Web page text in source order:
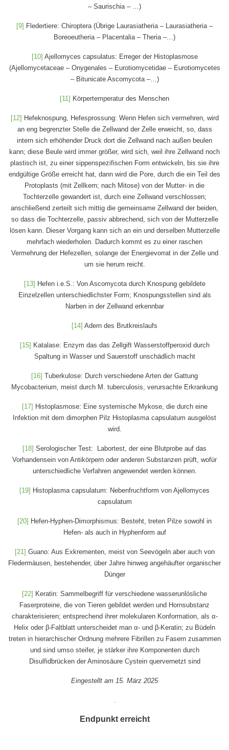
– Saurischia – …)
[9] Fledertiere: Chiroptera (Übrige Laurasiatheria – Laurasiatheria –
Boreoeutheria – Placentalia – Theria –…)
[10] Ajellomyces capsulatus: Erreger der Histoplasmose
(Ajellomycetaceae – Onygenales – Eurotiomycetidae – Eurotiomycetes
– Bitunicate Ascomycota –…)
[11] Körpertemperatur des Menschen
[12] Hefeknospung, Hefesprossung: Wenn Hefen sich vermehren, wird
an eng begrenzter Stelle die Zellwand der Zelle erweicht, so, dass
intern sich erhöhender Druck dort die Zellwand nach außen beulen
kann; diese Beule wird immer größer, wird sich, weil ihre Zellwand noch
plastisch ist, zu einer sippenspezifischen Form entwickeln, bis sie ihre
endgültige Größe erreicht hat, dann wird die Pore, durch die ein Teil des
Protoplasts (mit Zellkern; nach Mitose) von der Mutter- in die
Tochterzelle gewandert ist, durch eine Zellwand verschlossen;
anschließend zerteilt sich mittig die gemeinsame Zellwand der beiden,
so dass die Tochterzelle, passiv abbrechend, sich von der Mutterzelle
lösen kann. Dieser Vorgang kann sich an ein und derselben Mutterzelle
mehrfach wiederholen. Dadurch kommt es zu einer raschen
Vermehrung der Hefezellen, solange der Energievorrat in der Zelle und
um sie herum reicht.
[13] Hefen i.e.S.: Von Ascomycota durch Knospung gebildete
Einzelzellen unterschiedlichster Form; Knospungsstellen sind als
Narben in der Zellwand erkennbar
[14] Adern des Brutkreislaufs
[15] Katalase: Enzym das das Zellgift Wasserstoffperoxid durch
Spaltung in Wasser und Sauerstoff unschädlich macht
[16] Tuberkulose: Durch verschiedene Arten der Gattung
Mycobacterium, meist durch M. tuberculosis, verursachte Erkrankung
[17] Histoplasmose: Eine systemische Mykose, die durch eine
Infektion mit dem dimorphen Pilz Histoplasma capsulatum ausgelöst
wird.
[18] Serologischer Test: Labortest, der eine Blutprobe auf das
Vorhandensein von Antikörpern oder anderen Substanzen prüft, wofür
unterschiedliche Verfahren angewendet werden können.
[19] Histoplasma capsulatum: Nebenfruchtform von Ajellomyces
capsulatum
[20] Hefen-Hyphen-Dimorphismus: Besteht, treten Pilze sowohl in
Hefen- als auch in Hyphenform auf
[21] Guano: Aus Exkrementen, meist von Seevögeln aber auch von
Fledermäusen, bestehender, über Jahre hinweg angehäufter organischer
Dünger
[22] Keratin: Sammelbegriff für verschiedene wasserunlösliche
Faserproteine, die von Tieren gebildet werden und Hornsubstanz
charakterisieren; entsprechend ihrer molekularen Konformation, als α-
Helix oder β-Faltblatt unterscheidet man α- und β-Keratin; zu Büdeln
treten in hierarchischer Ordnung mehrere Fibrillen zu Fasern zusammen
und sind umso steifer, je stärker ihre Komponenten durch
Disulfidbrücken der Aminosäure Cystein quervernetzt sind
Eingestellt am 15. März 2025
Endpunkt erreicht